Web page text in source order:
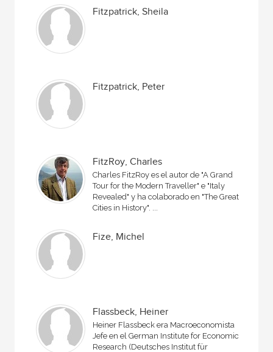
Fitzpatrick, Sheila
Fitzpatrick, Peter
FitzRoy, Charles
Charles FitzRoy es el autor de "A Grand
Tour for the Modern Traveller" e "Italy
Revealed" y ha colaborado en "The Great
Cities in History". ...
Fize, Michel
Flassbeck, Heiner
Heiner Flassbeck era Macroeconomista
Jefe en el German Institute for Economic
Research (Deutsches Institut für